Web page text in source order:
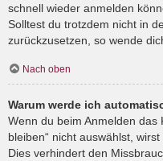
schnell wieder anmelden
Solltest du trotzdem nicht in
zurückzusetzen, so wende
Nach oben
Warum werde ich
Wenn du beim Anmelden das
bleiben“ nicht auswählst,
Dies verhindert den